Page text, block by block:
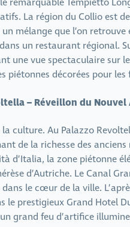
La région du Collio est
mélange que l’on retrouve
un restaurant régional.
une vue spectaculaire sur
piétonnes décorées pour les
– Réveillon du Nouvel
culture. Au Palazzo
de la richesse des
d’Italia, la zone piétonne
d’Autriche. Le Canal
le cœur de la ville.
prestigieux Grand Hotel
grand feu d’artifice